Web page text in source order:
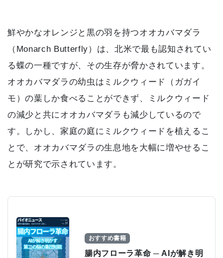
鮮やかなオレンジと黒の羽を持つオオカバマダラ
（Monarch Butterfly）は、北米で最も認知されてい
る蝶の一種ですが、その生存が脅かされています。
オオカバマダラの幼虫はミルクウィード（ガガイ
モ）の葉しか食べることができず、ミルクウィード
の減少と共にオオカバマダラも減少しているので
す。しかし、家庭の庭にミルクウィードを植えるこ
とで、オオカバマダラの生息地を大幅に増やせるこ
とが研究で示されています。
おすすめ書籍
腸内フローラ革命 ─ AIが解き明